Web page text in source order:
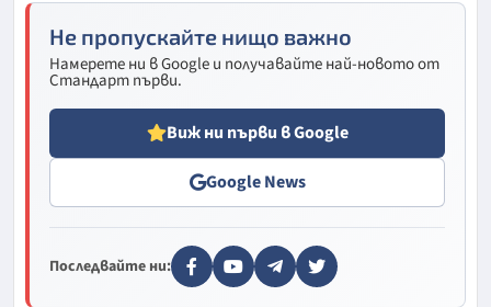
Не пропускайте нищо важно
Намерете ни в Google и получавайте най-новото от
Стандарт първи.
Виж ни първи в Google
Google News
Последвайте ни: